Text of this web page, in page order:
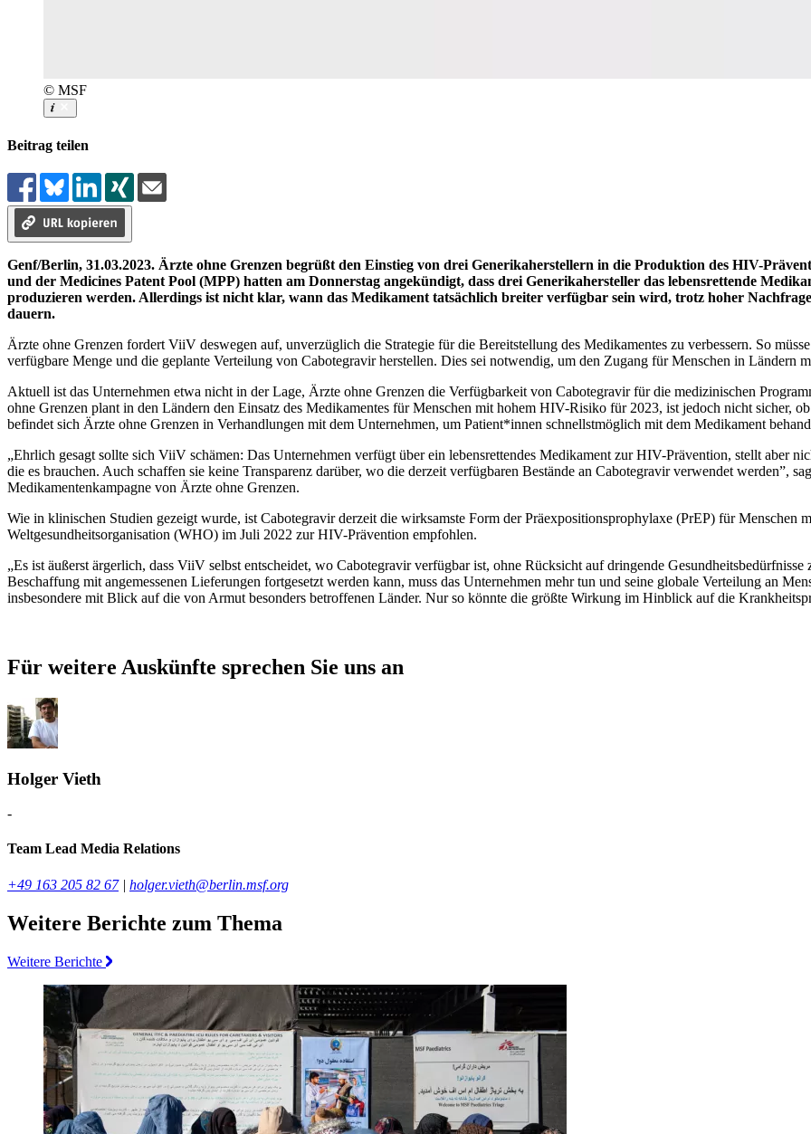
© MSF
Beitrag teilen
Genf/Berlin, 31.03.2023. Ärzte ohne Grenzen begrüßt den Einstieg von drei Generikaherstellern in die Produktion des HIV-
und der Medicines Patent Pool (MPP) hatten am Donnerstag angekündigt, dass drei Generikahersteller das lebensrettende
produzieren werden. Allerdings ist nicht klar, wann das Medikament tatsächlich breiter verfügbar sein wird, trotz hoher
dauern.
Ärzte ohne Grenzen fordert ViiV deswegen auf, unverzüglich die Strategie für die Bereitstellung des Medikamentes zu verbessern. So
verfügbare Menge und die geplante Verteilung von Cabotegravir herstellen. Dies sei notwendig, um den Zugang für Menschen in Ländern
Aktuell ist das Unternehmen etwa nicht in der Lage, Ärzte ohne Grenzen die Verfügbarkeit von Cabotegravir für die medizinischen
ohne Grenzen plant in den Ländern den Einsatz des Medikamentes für Menschen mit hohem HIV-Risiko für 2023, ist jedoch nicht sicher,
befindet sich Ärzte ohne Grenzen in Verhandlungen mit dem Unternehmen, um Patient*innen schnellstmöglich mit dem Medikament
„Ehrlich gesagt sollte sich ViiV schämen: Das Unternehmen verfügt über ein lebensrettendes Medikament zur HIV-Prävention, stellt aber
die es brauchen. Auch schaffen sie keine Transparenz darüber, wo die derzeit verfügbaren Bestände an Cabotegravir verwendet werden”,
Medikamentenkampagne von Ärzte ohne Grenzen.
Wie in klinischen Studien gezeigt wurde, ist Cabotegravir derzeit die wirksamste Form der Präexpositionsprophylaxe (PrEP) für
Weltgesundheitsorganisation (WHO) im Juli 2022 zur HIV-Prävention empfohlen.
„Es ist äußerst ärgerlich, dass ViiV selbst entscheidet, wo Cabotegravir verfügbar ist, ohne Rücksicht auf dringende
Beschaffung mit angemessenen Lieferungen fortgesetzt werden kann, muss das Unternehmen mehr tun und seine globale Verteilung an
insbesondere mit Blick auf die von Armut besonders betroffenen Länder. Nur so könnte die größte Wirkung im Hinblick auf die
Für weitere Auskünfte sprechen Sie uns an
Holger Vieth
-
Team Lead Media Relations
+49 163 205 82 67 | holger.vieth@berlin.msf.org
Weitere Berichte zum Thema
Weitere Berichte